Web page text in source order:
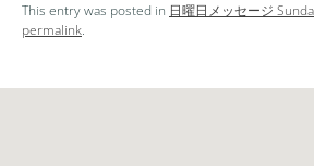
ー
This entry was posted in 日曜日メッセージ
permalink.